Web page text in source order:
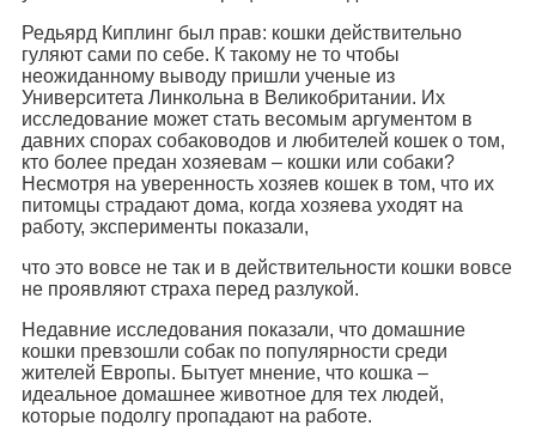
Редьярд Киплинг был прав: кошки действительно
гуляют сами по себе. К такому не то чтобы
неожиданному выводу пришли ученые из
Университета Линкольна в Великобритании. Их
исследование может стать весомым аргументом в
давних спорах собаководов и любителей кошек о том,
кто более предан хозяевам – кошки или собаки?
Несмотря на уверенность хозяев кошек в том, что их
питомцы страдают дома, когда хозяева уходят на
работу, эксперименты показали,
что это вовсе не так и в действительности кошки вовсе
не проявляют страха перед разлукой.
Недавние исследования показали, что домашние
кошки превзошли собак по популярности среди
жителей Европы. Бытует мнение, что кошка –
идеальное домашнее животное для тех людей,
которые подолгу пропадают на работе.